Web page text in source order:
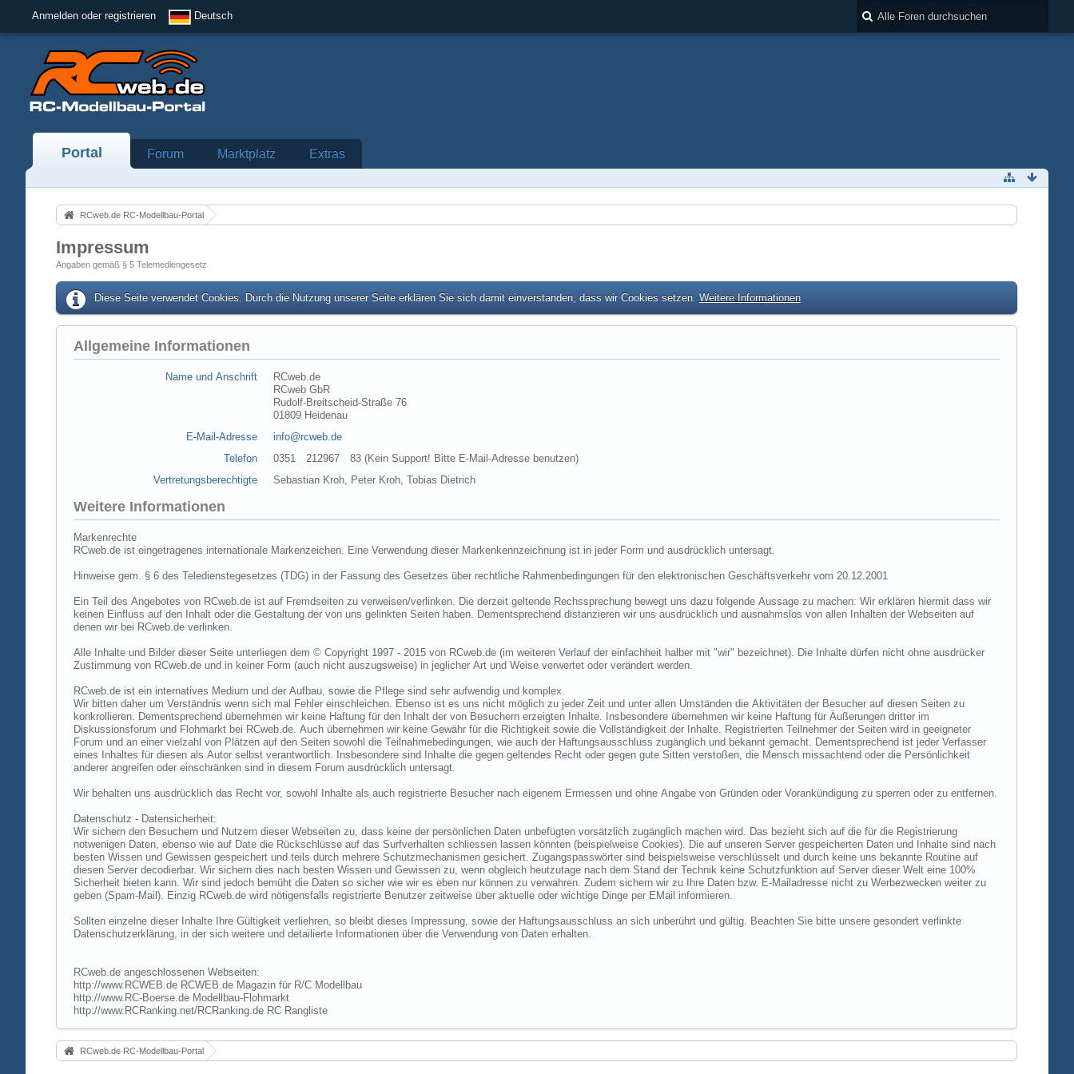
Anmelden oder registrieren Deutsch
Portal Forum Marktplatz Extras
RCweb.de RC-Modellbau-Portal
Impressum
Angaben gemäß § 5 Telemediengesetz
Diese Seite verwendet Cookies. Durch die Nutzung unserer Seite erklären Sie sich damit einverstanden, dass wir Cookies setzen. Weitere Informationen
Allgemeine Informationen
Name und Anschrift
RCweb.de
RCweb GbR
Rudolf-Breitscheid-Straße 76
01809 Heidenau
E-Mail-Adresse
info@rcweb.de
Telefon
0351 212967 83 (Kein Support! Bitte E-Mail-Adresse benutzen)
Vertretungsberechtigte
Sebastian Kroh, Peter Kroh, Tobias Dietrich
Weitere Informationen
Markenrechte
RCweb.de ist eingetragenes internationale Markenzeichen. Eine Verwendung dieser Markenkennzeichnung ist in jeder Form und ausdrücklich untersagt.
Hinweise gem. § 6 des Teledienstegesetzes (TDG) in der Fassung des Gesetzes über rechtliche Rahmenbedingungen für den elektronischen Geschäftsverkehr vom 20.12.2001
Ein Teil des Angebotes von RCweb.de ist auf Fremdseiten zu verweisen/verlinken. Die derzeit geltende Rechssprechung bewegt uns dazu folgende Aussage zu machen: Wir erklären hiermit dass wir
keinen Einfluss auf den Inhalt oder die Gestaltung der von uns gelinkten Seiten haben. Dementsprechend distanzieren wir uns ausdrücklich und ausnahmslos von allen Inhalten der Webseiten auf
denen wir bei RCweb.de verlinken.
Alle Inhalte und Bilder dieser Seite unterliegen dem © Copyright 1997 - 2015 von RCweb.de (im weiteren Verlauf der einfachheit halber mit "wir" bezeichnet). Die Inhalte dürfen nicht ohne ausdrücker
Zustimmung von RCweb.de und in keiner Form (auch nicht auszugsweise) in jeglicher Art und Weise verwertet oder verändert werden.
RCweb.de ist ein internatives Medium und der Aufbau, sowie die Pflege sind sehr aufwendig und komplex.
Wir bitten daher um Verständnis wenn sich mal Fehler einschleichen. Ebenso ist es uns nicht möglich zu jeder Zeit und unter allen Umständen die Aktivitäten der Besucher auf diesen Seiten zu
konkrollieren. Dementsprechend übernehmen wir keine Haftung für den Inhalt der von Besuchern erzeigten Inhalte. Insbesondere übernehmen wir keine Haftung für Äußerungen dritter im
Diskussionsforum und Flohmarkt bei RCweb.de. Auch übernehmen wir keine Gewähr für die Richtigkeit sowie die Vollständigkeit der Inhalte. Registrierten Teilnehmer der Seiten wird in geeigneter
Forum und an einer vielzahl von Plätzen auf den Seiten sowohl die Teilnahmebedingungen, wie auch der Haftungsausschluss zugänglich und bekannt gemacht. Dementsprechend ist jeder Verfasser
eines Inhaltes für diesen als Autor selbst verantwortlich. Insbesondere sind Inhalte die gegen geltendes Recht oder gegen gute Sitten verstoßen, die Mensch missachtend oder die Persönlichkeit
anderer angreifen oder einschränken sind in diesem Forum ausdrücklich untersagt.
Wir behalten uns ausdrücklich das Recht vor, sowohl Inhalte als auch registrierte Besucher nach eigenem Ermessen und ohne Angabe von Gründen oder Vorankündigung zu sperren oder zu entfernen.
Datenschutz - Datensicherheit:
Wir sichern den Besuchern und Nutzern dieser Webseiten zu, dass keine der persönlichen Daten unbefügten vorsätzlich zugänglich machen wird. Das bezieht sich auf die für die Registrierung
notwenigen Daten, ebenso wie auf Date die Rückschlüsse auf das Surfverhalten schliessen lassen könnten (beispielweise Cookies). Die auf unseren Server gespeicherten Daten und Inhalte sind nach
besten Wissen und Gewissen gespeichert und teils durch mehrere Schutzmechanismen gesichert. Zugangspasswörter sind beispielsweise verschlüsselt und durch keine uns bekannte Routine auf
diesen Server decodierbar. Wir sichern dies nach besten Wissen und Gewissen zu, wenn obgleich heutzutage nach dem Stand der Technik keine Schutzfunktion auf Server dieser Welt eine 100%
Sicherheit bieten kann. Wir sind jedoch bemüht die Daten so sicher wie wir es eben nur können zu verwahren. Zudem sichern wir zu Ihre Daten bzw. E-Mailadresse nicht zu Werbezwecken weiter zu
geben (Spam-Mail). Einzig RCweb.de wird nötigensfalls registrierte Benutzer zeitweise über aktuelle oder wichtige Dinge per EMail informieren.
Sollten einzelne dieser Inhalte Ihre Gültigkeit verliehren, so bleibt dieses Impressung, sowie der Haftungsausschluss an sich unberührt und gültig. Beachten Sie bitte unsere gesondert verlinkte
Datenschutzerklärung, in der sich weitere und detailierte Informationen über die Verwendung von Daten erhalten.
RCweb.de angeschlossenen Webseiten:
http://www.RCWEB.de RCWEB.de Magazin für R/C Modellbau
http://www.RC-Boerse.de Modellbau-Flohmarkt
http://www.RCRanking.net/RCRanking.de RC Rangliste
RCweb.de RC-Modellbau-Portal